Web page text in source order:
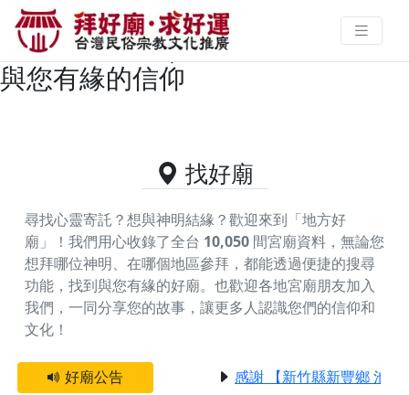
台中市烏日區主神為玄天上帝/上帝
公的好廟資料｜拜好廟求好運 找到
與您有緣的信仰
找好廟
尋找心靈寄託？想與神明結緣？歡迎來到「地方好
廟」！我們用心收錄了全台 10,050 間宮廟資料，無論您
想拜哪位神明、在哪個地區參拜，都能透過便捷的搜尋
功能，找到與您有緣的好廟。 也歡迎各地宮廟朋友加入
我們，一同分享您的故事，讓更多人認識您們的信仰和
文化！
好廟公告 感謝 【新竹縣新豐鄉 池和